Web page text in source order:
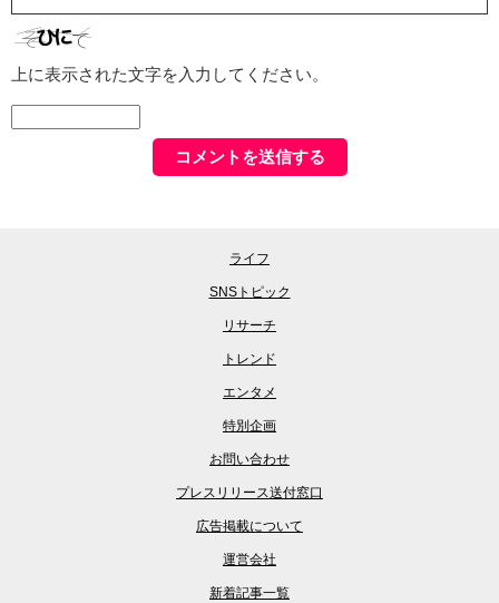
上に表示された文字を入力してください。
ライフ
SNSトピック
リサーチ
トレンド
エンタメ
特別企画
お問い合わせ
プレスリリース送付窓口
広告掲載について
運営会社
新着記事一覧